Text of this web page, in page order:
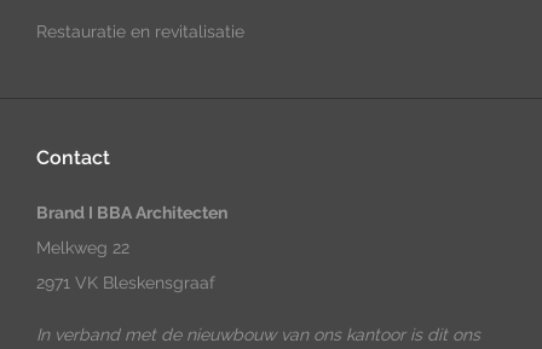
Restauratie en revitalisatie
Contact
Brand I BBA Architecten
Melkweg 22
2971 VK Bleskensgraaf
In verband met de nieuwbouw van ons kantoor is dit ons